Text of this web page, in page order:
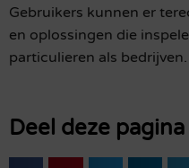
Gebruikers kunnen er
en oplossingen die
particulieren als bedrijven.
Deel deze pagina